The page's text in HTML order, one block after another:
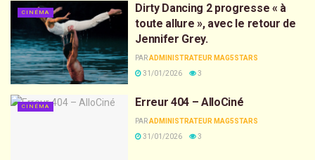
CINÉMA
Dirty Dancing 2 progresse « à
toute allure », avec le retour de
Jennifer Grey.
PARADMINISTRATEUR MAG5STARS
31/01/2026
3
CINÉMA Erreur 404 – AlloCiné
PARADMINISTRATEUR MAG5STARS
31/01/2026
3